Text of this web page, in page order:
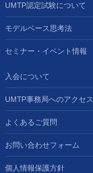
UMTP認定試験について
モデルベース思考法
セミナー・イベント情報
入会について
UMTP事務局へのアクセス
よくあるご質問
お問い合わせフォーム
個人情報保護方針